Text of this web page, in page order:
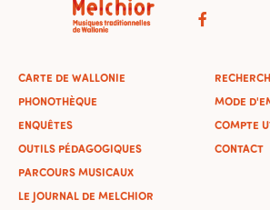
CARTE DE WALLONIE
PHONOTHÈQUE
ENQUÊTES
OUTILS PÉDAGOGIQUES
PARCOURS MUSICAUX
LE JOURNAL DE MELCHIOR
MODE
COMPTE
CONTACT